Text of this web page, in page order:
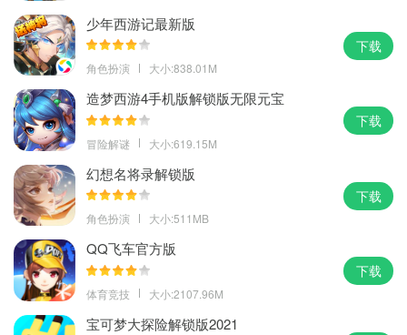
少年西游记最新版
角色扮演 大小:838.01M
下载
造梦西游4手机版解锁版无限元宝
冒险解谜 大小:619.15M
下载
幻想名将录解锁版
角色扮演 大小:511MB
下载
QQ飞车官方版
体育竞技 大小:2107.96M
下载
宝可梦大探险解锁版2021